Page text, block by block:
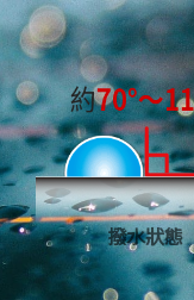
撥水狀態